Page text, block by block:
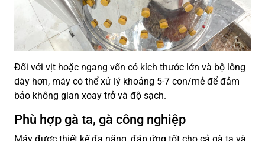
Đối với vịt hoặc ngang vốn có kích thước lớn và bộ lông
dày hơn, máy có thể xử lý khoảng 5-7 con/mẻ để đảm
bảo không gian xoay trở và độ sạch.
Phù hợp gà ta, gà công nghiệp
Máy được thiết kế đa năng, đáp ứng tốt cho cả gà ta và